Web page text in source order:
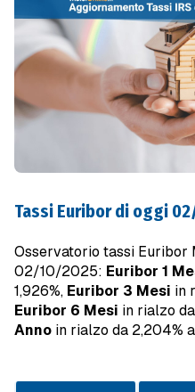
Tassi Euribor di oggi
Osservatorio tassi Euribor
02/10/2025: Euribor 1
1,926%, Euribor 3 Mesi in
Euribor 6 Mesi in rialzo
Anno in rialzo da 2,204%